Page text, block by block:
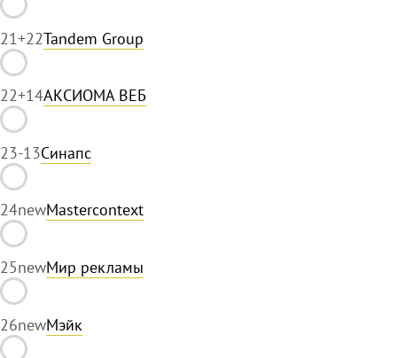
21+22Tandem Group
22+14АКСИОМА ВЕБ
23-13Синапс
24newMastercontext
25newМир рекламы
26newМэйк